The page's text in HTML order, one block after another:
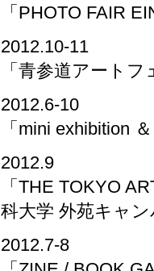
「PHOTO FAIR
2012.10-11
「青参道アート
2012.6-10
「mini exhibition
2012.9
「THE TOKYO
科大学 外苑キャ
2012.7-8